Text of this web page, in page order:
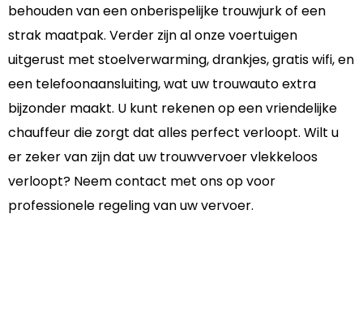
behouden van een onberispelijke trouwjurk of een
strak maatpak. Verder zijn al onze voertuigen
uitgerust met stoelverwarming, drankjes, gratis wifi, en
een telefoonaansluiting, wat uw trouwauto extra
bijzonder maakt. U kunt rekenen op een vriendelijke
chauffeur die zorgt dat alles perfect verloopt. Wilt u
er zeker van zijn dat uw trouwvervoer vlekkeloos
verloopt? Neem contact met ons op voor
professionele regeling van uw vervoer.